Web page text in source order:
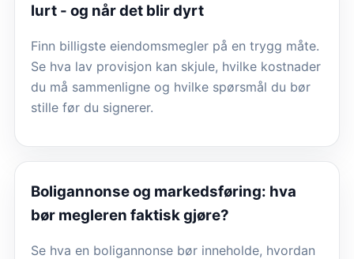
lurt - og når det blir dyrt
Finn billigste eiendomsmegler på en trygg måte.
Se hva lav provisjon kan skjule, hvilke kostnader
du må sammenligne og hvilke spørsmål du bør
stille før du signerer.
Boligannonse og markedsføring: hva
bør megleren faktisk gjøre?
Se hva en boligannonse bør inneholde, hvordan